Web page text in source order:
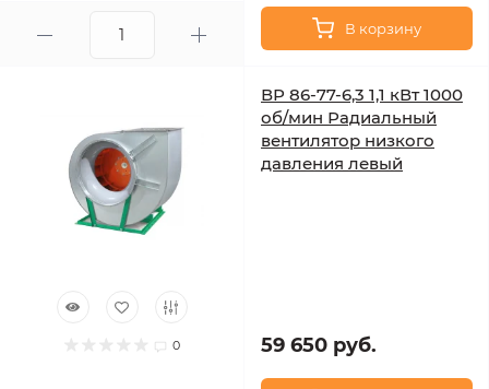
В корзину
0
ВР 86-77-6,3 1,1 кВт 1000
об/мин Радиальный
вентилятор низкого
давления левый
59 650 руб.